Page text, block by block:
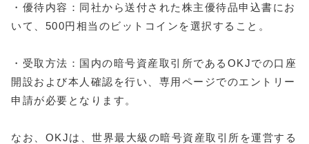
・優待内容：同社から送付された株主優待品申込書にお
いて、500円相当のビットコインを選択すること。
・受取方法：国内の暗号資産取引所であるOKJでの口座
開設および本人確認を行い、専用ページでのエントリー
申請が必要となります。
なお、OKJは、世界最大級の暗号資産取引所を運営する